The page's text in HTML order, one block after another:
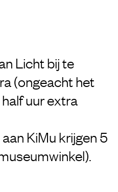
Licht bij te
(ongeacht het
uur extra
KiMu krijgen 5